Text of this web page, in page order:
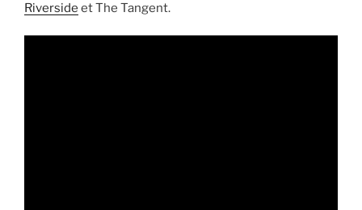
Riverside et The Tangent.